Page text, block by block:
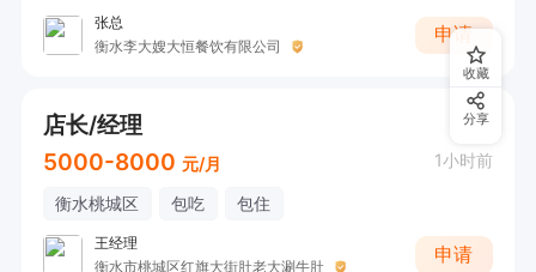
张总
衡水李大嫂大恒餐饮有限公司
申请
店长/经理
5000-8000 元/月 1小时前
衡水桃城区 包吃 包住
王经理
衡水市桃城区红旗大街肚老大涮牛肚
申请
收藏
分享